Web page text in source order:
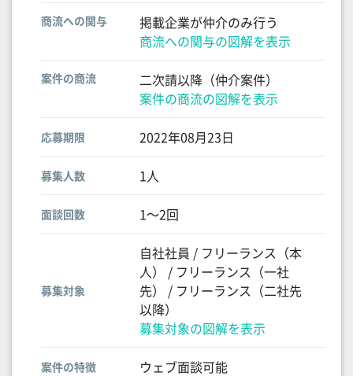
商流への関与
掲載企業が仲介のみ行う
商流への関与の図解を表示
案件の商流
二次請以降（仲介案件）
案件の商流の図解を表示
応募期限 2022年08月23日
募集人数 1人
面談回数 1〜2回
募集対象
自社社員 / フリーランス（本
人） / フリーランス（一社
先） / フリーランス（二社先
以降）
募集対象の図解を表示
案件の特徴 ウェブ面談可能